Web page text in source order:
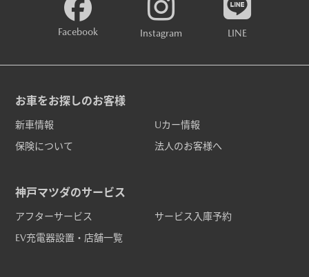
Facebook Instagram LINE
お車をお探しのお客様
新車情報
Uカー情報
保険について
法人のお客様へ
神戸マツダのサービス
アフターサービス
サービス入庫予約
EV充電器設置・店舗一覧